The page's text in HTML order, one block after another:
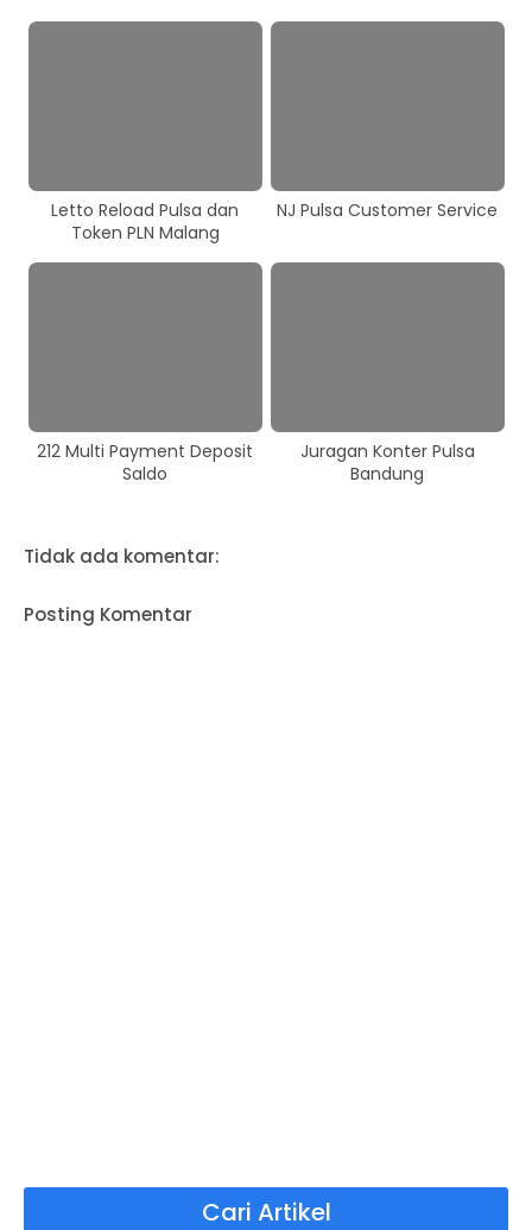
Letto Reload Pulsa dan
Token PLN Malang
NJ Pulsa Customer Service
212 Multi Payment Deposit
Saldo
Juragan Konter Pulsa
Bandung
Tidak ada komentar:
Posting Komentar
Cari Artikel